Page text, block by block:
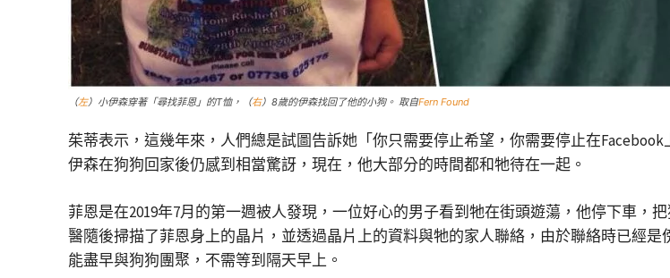
（左）小伊森穿著「尋找菲恩」的T恤，（右）8歲的伊森找回了他的小狗。 取自Fern Found
茱蒂表示，這幾年來，人們總是試圖告訴她「你只需要停止希望，你需要停止在
伊森在狗狗回家後仍感到相當驚訝，現在，他大部分的時間都和牠待在一起。
菲恩是在2019年7月的第一週被人發現，一位好心的男子看到牠在街頭遊蕩，他停下車，
醫隨後掃描了菲恩身上的晶片，並透過晶片上的資料與牠的家人聯絡，由於聯絡時已經
能盡早與狗狗團聚，不需等到隔天早上。